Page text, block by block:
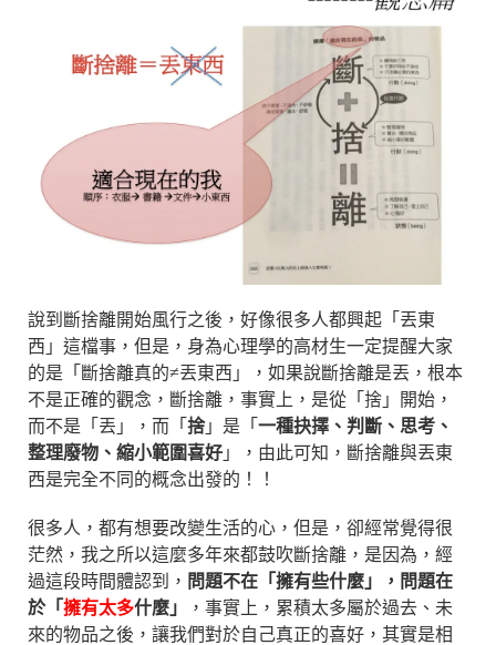
說到斷捨離開始風行之後，好像很多人都興起「丟東
西」這檔事，但是，身為心理學的高材生一定提醒大家
的是「斷捨離真的≠丟東西」，如果說斷捨離是丟，根本
不是正確的觀念，斷捨離，事實上，是從「捨」開始，
而不是「丟」，而「 捨」是「 一種抉擇、判斷、思考、
整理廢物、縮小範圍喜好 」，由此可知，斷捨離與丟東
西是完全不同的概念出發的！！
很多人，都有想要改變生活的心，但是，卻經常覺得很
茫然，我之所以這麼多年來都鼓吹斷捨離，是因為，經
過這段時間體認到， 問題不在「擁有些什麼」，問題在
於「擁有太多什麼」
，事實上，累積太多屬於過去、未
來的物品之後，讓我們對於自己真正的喜好，其實是相